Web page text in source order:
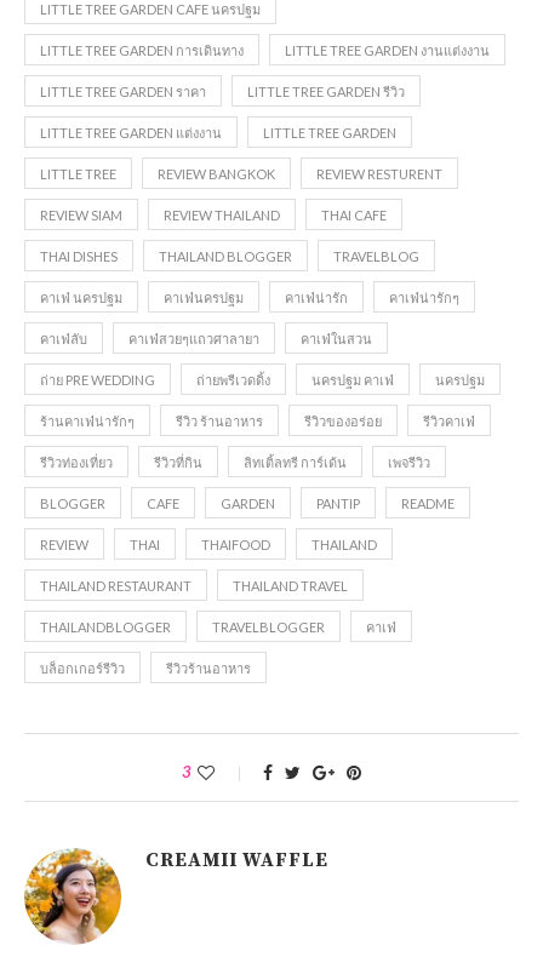
LITTLE TREE GARDEN CAFE นครปฐม
LITTLE TREE GARDEN การเดินทาง LITTLE TREE GARDEN งานแต่งงาน
LITTLE TREE GARDEN ราคา LITTLE TREE GARDEN รีวิว
LITTLE TREE GARDEN แต่งงาน LITTLE TREE GARDEN
LITTLE TREE REVIEW BANGKOK REVIEW RESTURENT
REVIEW SIAM REVIEW THAILAND THAI CAFE
THAI DISHES THAILAND BLOGGER TRAVELBLOG
คาเฟ่ นครปฐม คาเฟ่นครปฐม คาเฟ่น่ารัก คาเฟ่น่ารักๆ
คาเฟ่ลับ คาเฟ่สวยๆแถวศาลายา คาเฟ่ในสวน
ถ่าย PRE WEDDING ถ่ายพรีเวดดิ้ง นครปฐม คาเฟ่ นครปฐม
ร้านคาเฟ่น่ารักๆ รีวิว ร้านอาหาร รีวิวของอร่อย รีวิวคาเฟ่
รีวิวท่องเที่ยว รีวิวที่กิน ลิทเติ้ลทรี การ์เด้น เพจรีวิว
BLOGGER CAFE GARDEN PANTIP README
REVIEW THAI THAIFOOD THAILAND
THAILAND RESTAURANT THAILAND TRAVEL
THAILANDBLOGGER TRAVELBLOGGER คาเฟ่
บล็อกเกอร์รีวิว รีวิวร้านอาหาร
3
CREAMII WAFFLE